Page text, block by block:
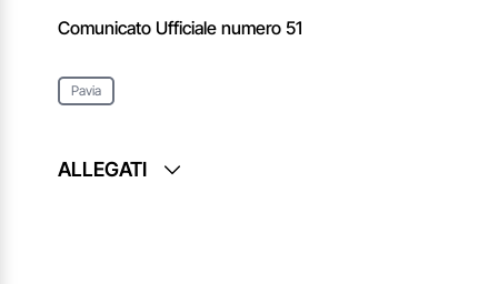
Comunicato Ufficiale numero 51
Pavia
ALLEGATI